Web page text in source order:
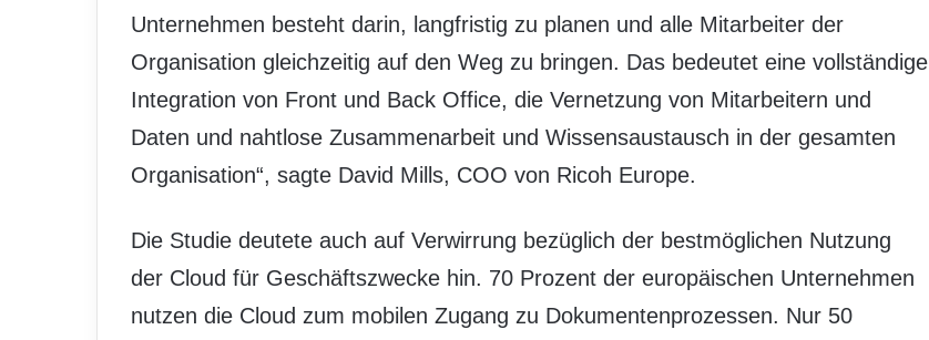
Unternehmen besteht darin, langfristig zu planen und alle Mitarbeiter der
Organisation gleichzeitig auf den Weg zu bringen. Das bedeutet eine vollständige
Integration von Front und Back Office, die Vernetzung von Mitarbeitern und
Daten und nahtlose Zusammenarbeit und Wissensaustausch in der gesamten
Organisation“, sagte David Mills, COO von Ricoh Europe.
Die Studie deutete auch auf Verwirrung bezüglich der bestmöglichen Nutzung
der Cloud für Geschäftszwecke hin. 70 Prozent der europäischen Unternehmen
nutzen die Cloud zum mobilen Zugang zu Dokumentenprozessen. Nur 50